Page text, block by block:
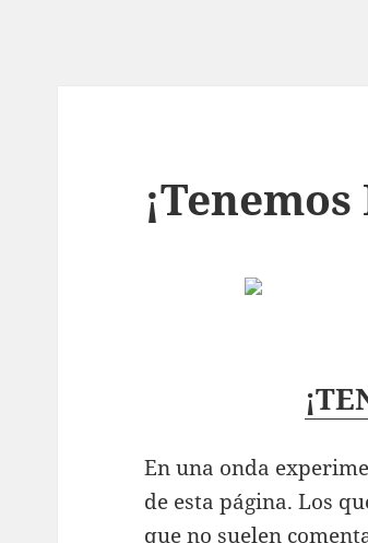
En una onda
de esta página. Los
que no suelen